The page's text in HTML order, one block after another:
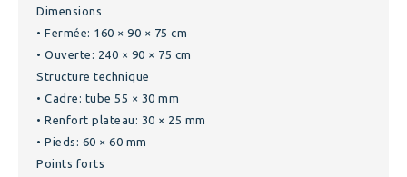
Dimensions
• Fermée: 160 × 90 × 75 cm
• Ouverte: 240 × 90 × 75 cm
Structure technique
• Cadre: tube 55 × 30 mm
• Renfort plateau: 30 × 25 mm
• Pieds: 60 × 60 mm
Points forts